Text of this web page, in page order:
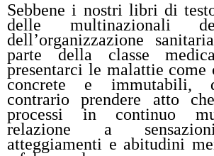
Sebbene i nostri libri di
delle multinazionali
dell’organizzazione
parte della classe
presentarci le malattie come
concrete e immutabili,
contrario prendere atto
processi in continuo
relazione a
atteggiamenti e abitudini